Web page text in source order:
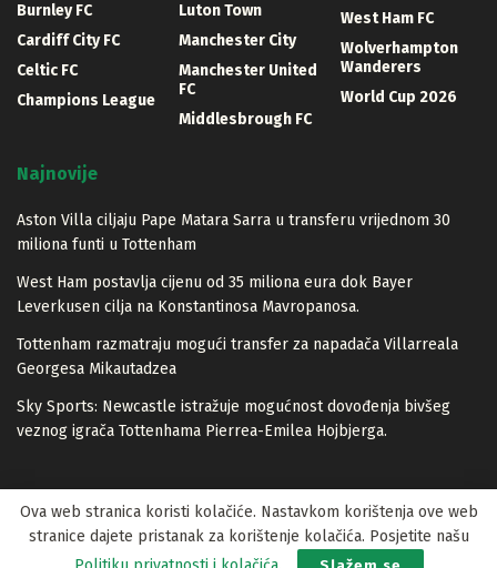
Burnley FC
Cardiff City FC
Celtic FC
Champions League
Luton Town
Manchester City
Manchester United
FC
Middlesbrough FC
West Ham FC
Wolverhampton
Wanderers
World Cup 2026
Najnovije
Aston Villa ciljaju Pape Matara Sarra u transferu vrijednom 30
miliona funti u Tottenham
West Ham postavlja cijenu od 35 miliona eura dok Bayer
Leverkusen cilja na Konstantinosa Mavropanosa.
Tottenham razmatraju mogući transfer za napadača Villarreala
Georgesa Mikautadzea
Sky Sports: Newcastle istražuje mogućnost dovođenja bivšeg
veznog igrača Tottenhama Pierrea-Emilea Hojbjerga.
© 2023 Lopta.net
Ova web stranica koristi kolačiće. Nastavkom korištenja ove web
stranice dajete pristanak za korištenje kolačića. Posjetite našu